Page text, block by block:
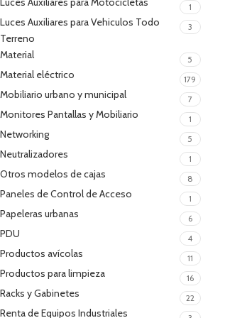
1
Luces Auxiliares para Vehiculos Todo
Terreno
3
Material 5
Material eléctrico 179
Mobiliario urbano y municipal 7
Monitores Pantallas y Mobiliario 1
Networking 5
Neutralizadores 1
Otros modelos de cajas 8
Paneles de Control de Acceso 1
Papeleras urbanas 6
PDU 4
Productos avícolas 11
Productos para limpieza 16
Racks y Gabinetes 22
Renta de Equipos Industriales